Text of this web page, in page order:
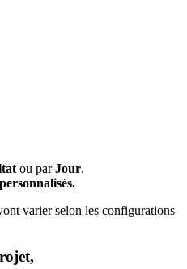
ou parJour.
varier selon les configurations